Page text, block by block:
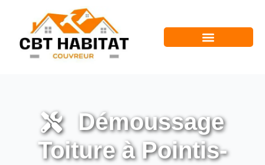
Démoussage
Toiture à Pointis-